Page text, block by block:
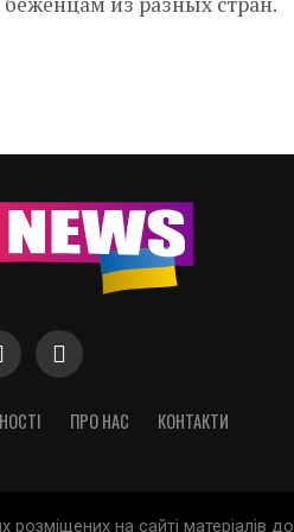
ПРО НАС КОНТАКТИ
на сайті матеріалів